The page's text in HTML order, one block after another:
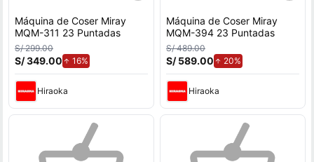
Máquina de Coser Miray
MQM-311 23 Puntadas
S/ 299.00
S/ 349.00 16%
Hiraoka
Máquina de Coser Miray
MQM-394 23 Puntadas
S/ 489.00
S/ 589.00 20%de aumento.
Hiraoka